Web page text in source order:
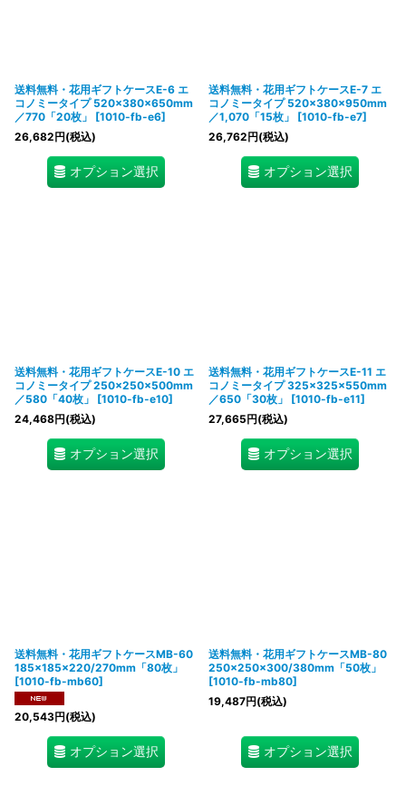
送料無料・花用ギフトケースE-6 エ
コノミータイプ 520×380×650mm
／770「20枚」
[1010-fb-e6]
26,682円(税込)
オプション選択
送料無料・花用ギフトケースE-7 エ
コノミータイプ 520×380×950mm
／1,070「15枚」
[1010-fb-e7]
26,762円(税込)
オプション選択
送料無料・花用ギフトケースE-10 エ
コノミータイプ 250×250×500mm
／580「40枚」
[1010-fb-e10]
24,468円(税込)
オプション選択
送料無料・花用ギフトケースE-11 エ
コノミータイプ 325×325×550mm
／650「30枚」
[1010-fb-e11]
27,665円(税込)
オプション選択
送料無料・花用ギフトケースMB-60
185×185×220/270mm「80枚」
[1010-fb-mb60]
20,543円(税込)
オプション選択
送料無料・花用ギフトケースMB-80
250×250×300/380mm「50枚」
[1010-fb-mb80]
19,487円(税込)
オプション選択